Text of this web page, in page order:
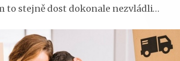
to stejně dost dokonale nezvládli…